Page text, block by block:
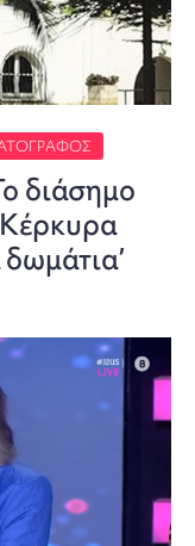
διάσημο
Κέρκυρα
δωμάτια’